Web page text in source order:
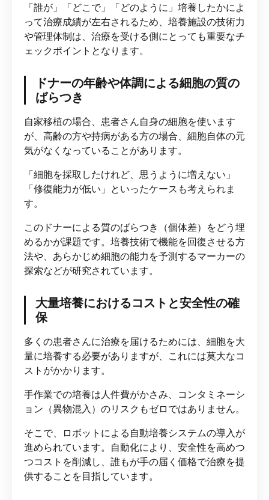
「誰が」「どこで」「どのように」培養したかによ
って治療成績が左右されるため、培養施設の技術力
や管理体制は、治療を受ける側にとっても重要なチ
ェックポイントとなります。
ドナーの年齢や体調による細胞の質の
ばらつき
自家移植の場合、患者さん自身の細胞を使います
が、高齢の方や持病がある方の場合、細胞自体の元
気がなくなっていることがあります。
「細胞を採取したけれど、思うように増えない」
「修復能力が低い」といったケースも考えられま
す。
このドナーによる質のばらつき（個体差）をどう埋
めるかが課題です。培養技術で機能を回復させる方
法や、あらかじめ細胞の能力を予測するマーカーの
探索などが研究されています。
大量培養におけるコストと安全性の確
保
多くの患者さんに治療を届けるためには、細胞を大
量に培養する必要がありますが、これには莫大なコ
ストがかかります。
手作業での培養は人件費がかさみ、コンタミネーシ
ョン（異物混入）のリスクもゼロではありません。
そこで、ロボットによる自動培養システムの導入が
進められています。自動化により、安全性を高めつ
つコストを削減し、誰もが手の届く価格で治療を提
供することを目指しています。